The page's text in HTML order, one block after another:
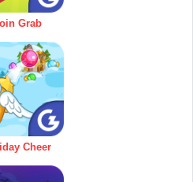
Grab
Cheer